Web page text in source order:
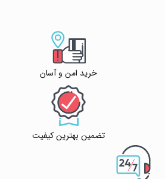
خرید امن و آسان
تضمین بهترین کیفیت